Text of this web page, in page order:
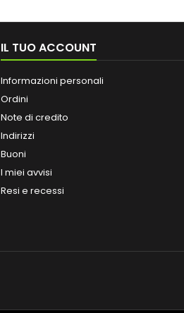
IL TUO ACCOUNT
Informazioni personali
Ordini
Note di credito
Indirizzi
Buoni
I miei avvisi
Resi e recessi